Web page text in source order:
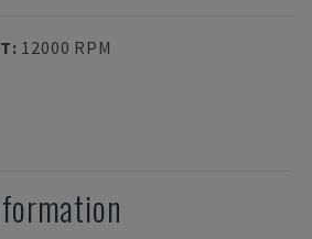
: 12000 RPM